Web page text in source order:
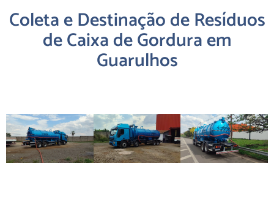
Coleta e Destinação de Resíduos
de Caixa de Gordura em
Guarulhos